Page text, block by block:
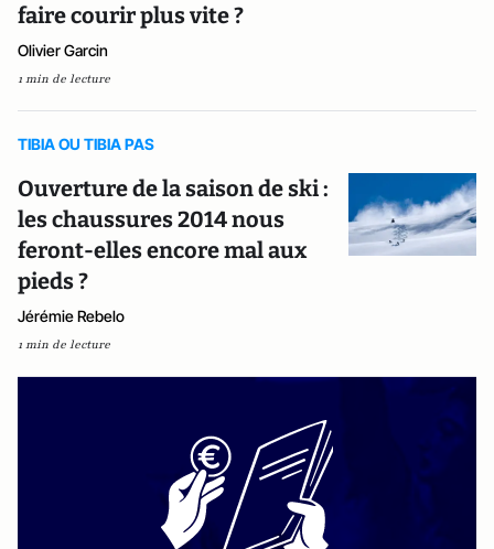
faire courir plus vite ?
Olivier Garcin
1 min de lecture
TIBIA OU TIBIA PAS
Ouverture de la saison de ski :
les chaussures 2014 nous
feront-elles encore mal aux
pieds ?
Jérémie Rebelo
1 min de lecture